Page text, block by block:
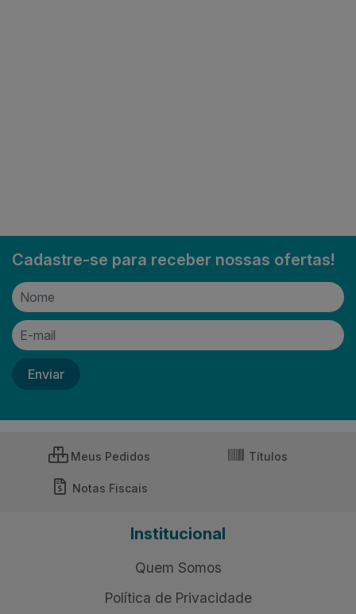
Cadastre-se para receber nossas ofertas!
Meus Pedidos Títulos
Notas Fiscais
Institucional
Quem Somos
Política de Privacidade